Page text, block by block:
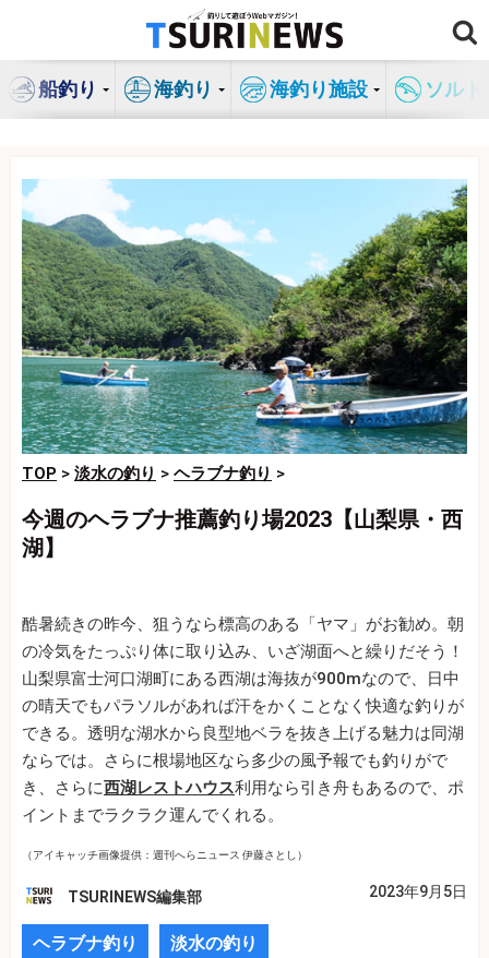
ン
船釣り 海釣り 海釣り施設 ソル
TOP > 淡水の釣り > ヘラブナ釣り >
今週のヘラブナ推薦釣り場2023【山梨県・西
湖】
酷暑続きの昨今、狙うなら標高のある「ヤマ」がお勧め。朝
の冷気をたっぷり体に取り込み、いざ湖面へと繰りだそう！
山梨県富士河口湖町にある西湖は海抜が900mなので、日中
の晴天でもパラソルがあれば汗をかくことなく快適な釣りが
できる。透明な湖水から良型地ベラを抜き上げる魅力は同湖
ならでは。さらに根場地区なら多少の風予報でも釣りがで
き、さらに西湖レストハウス利用なら引き舟もあるので、ポ
イントまでラクラク運んでくれる。
（アイキャッチ画像提供：週刊へらニュース 伊藤さとし）
TSURINEWS編集部 2023年9月5日
ヘラブナ釣り 淡水の釣り